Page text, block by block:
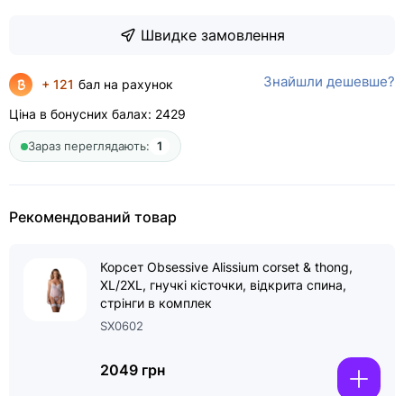
Швидке замовлення
+ 121 бал на рахунок Знайшли дешевше?
Ціна в бонусних балах: 2429
Зараз переглядають: 1
Рекомендований товар
Корсет Obsessive Alissium corset & thong,
XL/2XL, гнучкі кісточки, відкрита спина,
стрінги в комплек
SX0602
2049 грн